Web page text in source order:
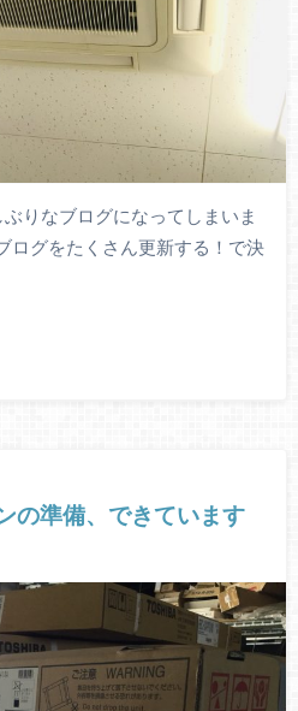
りなブログになってしまいま
ログをたくさん更新する！で決
の準備、できています